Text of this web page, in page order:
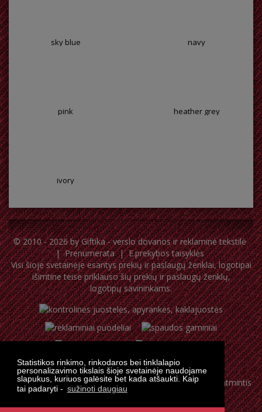
Statistikos rinkimo, rinkodaros bei tinklalapio
personalizavimo tikslais šioje svetainėje naudojame
slapukus, kuriuos galėsite bet kada atšaukti. Kaip
tai padaryti - sužinoti daugiau
sky blue navy
pink heather grey
ivory
© 2010 - 2026 byGiftika - verslo dovanos ir reklaminė tekstilė
|Prenumerata|E.prekybos taisyklės
Visi šioje svetainėje esantys prekių ir paslaugų ženklai, logotipai
išimtine teise priklauso šių prekių ir paslaugų ženklų,
logotipų savininkams.